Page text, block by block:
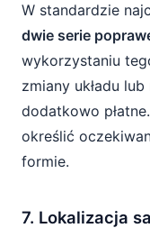
W standardzie
dwie serie
wykorzystaniu
zmiany układu
dodatkowo
określić
formie.
7. Lokalizacja